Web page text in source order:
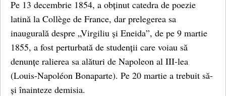
Pe 13 decembrie 1854, a obținut catedra de poezie
latină la Collège de France, dar prelegerea sa
inaugurală despre „Virgiliu și Eneida”, de pe 9 martie
1855, a fost perturbată de studenții care voiau să
denunțe ralierea sa alături de Napoleon al III-lea
(Louis-Napoléon Bonaparte). Pe 20 martie a trebuit să-
și înainteze demisia.